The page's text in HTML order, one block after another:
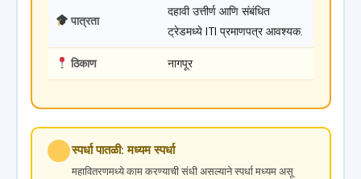
पात्रता
दहावी उत्तीर्ण आणि संबंधित
ट्रेडमध्ये ITI प्रमाणपत्र आवश्यक.
ठिकाण नागपूर
स्पर्धा पातळी: मध्यम स्पर्धा
महावितरणमध्ये काम करण्याची संधी असल्याने स्पर्धा मध्यम असू